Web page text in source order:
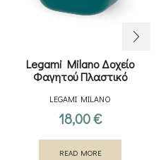
Legami Milano Δοχείο
Φαγητού Πλαστικό
LEGAMI MILANO
18,00€
READ MORE